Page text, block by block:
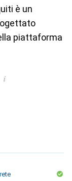
è un
piattaforma
i